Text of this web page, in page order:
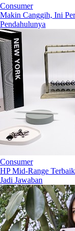
Consumer
Makin Canggih, Ini
Pendahulunya
Consumer
HP Mid-Range
Jadi Jawaban